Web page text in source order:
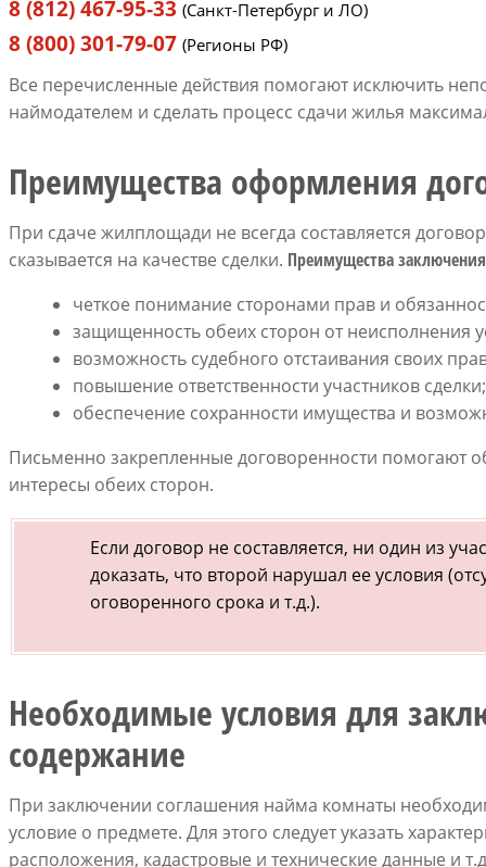
8 (812) 467-95-33 (Санкт-Петербург и ЛО)
8 (800) 301-79-07 (Регионы РФ)
Все перечисленные действия помогают исключить
наймодателем и сделать процесс сдачи жилья
Преимущества оформления
При сдаче жилплощади не всегда составляется
сказывается на качестве сделки. Преимущества
четкое понимание сторонами прав и
защищенность обеих сторон от неисполнения
возможность судебного отстаивания своих
повышение ответственности участников сделки;
обеспечение сохранности имущества и
Письменно закрепленные договоренности помогают
интересы обеих сторон.
Если договор не составляется, ни один из
доказать, что второй нарушал ее условия
оговоренного срока и т.д.).
Необходимые условия для
содержание
При заключении соглашения найма комнаты
условие о предмете. Для этого следует указать
расположения, кадастровые и технические данные и